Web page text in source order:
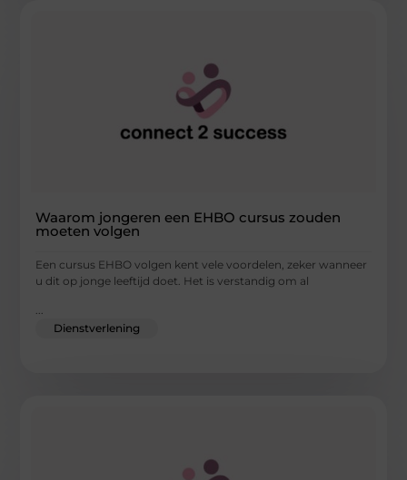
Waarom jongeren een EHBO cursus zouden
moeten volgen
Een cursus EHBO volgen kent vele voordelen, zeker wanneer
u dit op jonge leeftijd doet. Het is verstandig om al
...
Dienstverlening